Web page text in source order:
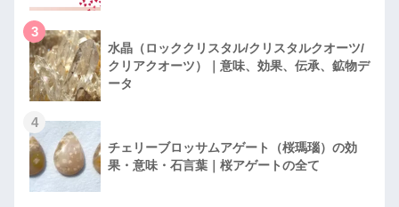
3
水晶（ロッククリスタル/クリスタルクオーツ/
クリアクオーツ）｜意味、効果、伝承、鉱物デ
ータ
4
チェリーブロッサムアゲート（桜瑪瑙）の効
果・意味・石言葉｜桜アゲートの全て